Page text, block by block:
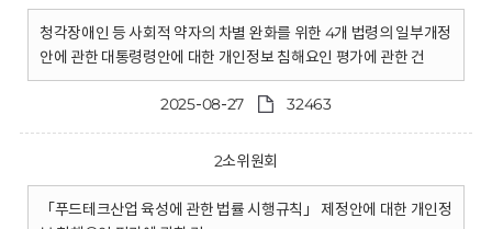
청각장애인 등 사회적 약자의 차별 완화를 위한 4개 법령의 일부개정
안에 관한 대통령령안에 대한 개인정보 침해요인 평가에 관한 건
2025-08-27 32463
2소위원회
「푸드테크산업 육성에 관한 법률 시행규칙」 제정안에 대한 개인정